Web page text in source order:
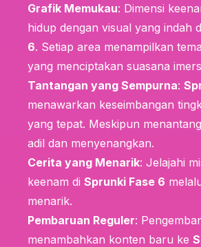
Grafik Memukau: Dimensi
hidup dengan visual yang indah
6. Setiap area menampilkan
yang menciptakan suasana
Tantangan yang Sempurna:
menawarkan keseimbangan
yang tepat. Meskipun
adil dan menyenangkan.
Cerita yang Menarik: Jelajahi
keenam di Sprunki Fase 6
menarik.
Pembaruan Reguler:
menambahkan konten baru ke